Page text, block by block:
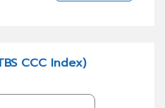
CCC Index)